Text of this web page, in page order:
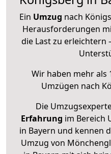
Ein Umzug nach
Herausforderungen
die Last zu erleichtern
Wir haben mehr als
Umzügen nach
Die
Erfahrung im Bereich
in Bayern und kennen
Umzug von